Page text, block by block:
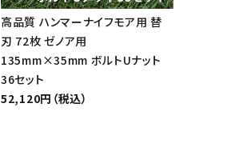
高品質 ハンマーナイフモア用 替
刃 72枚 ゼノア用
135mm×35mm ボルトUナット
36セット
52,120円（税込）